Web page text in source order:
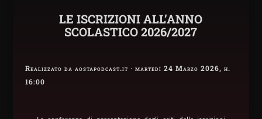
LE ISCRIZIONI ALL’ANNO
SCOLASTICO 2026/2027
Realizzato da aostapodcast.it · martedì 24 Marzo 2026, h.
16:00